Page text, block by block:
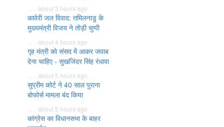
. . . about 3 hours ago
कावेरी जल विवाद: तमिलनाडु के
मुख्यमंत्री विजय ने तोड़ी चुप्पी
. . . about 4 hours ago
गृह मंत्री को संसद में आकर जवाब
देना चाहिए - सुखजिंदर सिंह रंधावा
. . . about 5 hours ago
सुप्रीम कोर्ट ने 40 साल पुराना
बोफोर्स मामला बंद किया
. . . about 5 hours ago
कांग्रेस का विधानसभा के बाहर